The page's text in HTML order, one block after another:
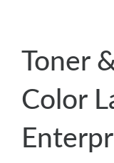
Toner
Color